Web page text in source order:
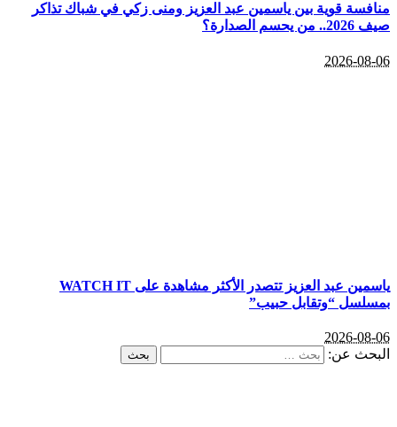
منافسة قوية بين ياسمين عبد العزيز ومنى زكي في شباك تذاكر
صيف 2026.. من يحسم الصدارة؟
2026-08-06
ياسمين عبد العزيز تتصدر الأكثر مشاهدة على WATCH IT
بمسلسل “وتقابل حبيب”
2026-08-06
البحث عن: